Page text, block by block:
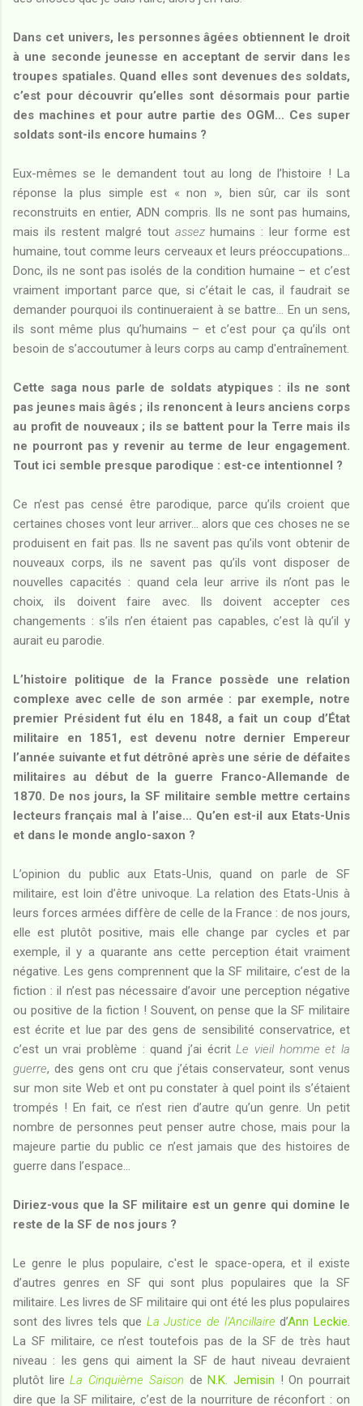
Dans cet univers, les personnes âgées obtiennent le droit
à une seconde jeunesse en acceptant de servir dans les
troupes spatiales. Quand elles sont devenues des soldats,
c’est pour découvrir qu’elles sont désormais pour partie
des machines et pour autre partie des OGM… Ces super
soldats sont-ils encore humains ?
Eux-mêmes se le demandent tout au long de l’histoire ! La
réponse la plus simple est « non », bien sûr, car ils sont
reconstruits en entier, ADN compris. Ils ne sont pas humains,
mais ils restent malgré tout assezhumains : leur forme est
humaine, tout comme leurs cerveaux et leurs préoccupations…
Donc, ils ne sont pas isolés de la condition humaine – et c’est
vraiment important parce que, si c’était le cas, il faudrait se
demander pourquoi ils continueraient à se battre… En un sens,
ils sont même plus qu’humains – et c’est pour ça qu’ils ont
besoin de s’accoutumer à leurs corps au camp d'entraînement.
Cette saga nous parle de soldats atypiques : ils ne sont
pas jeunes mais âgés ; ils renoncent à leurs anciens corps
au profit de nouveaux ; ils se battent pour la Terre mais ils
ne pourront pas y revenir au terme de leur engagement.
Tout ici semble presque parodique : est-ce intentionnel ?
Ce n’est pas censé être parodique, parce qu’ils croient que
certaines choses vont leur arriver… alors que ces choses ne se
produisent en fait pas. Ils ne savent pas qu’ils vont obtenir de
nouveaux corps, ils ne savent pas qu’ils vont disposer de
nouvelles capacités : quand cela leur arrive ils n’ont pas le
choix, ils doivent faire avec. Ils doivent accepter ces
changements : s’ils n’en étaient pas capables, c’est là qu’il y
aurait eu parodie.
L’histoire politique de la France possède une relation
complexe avec celle de son armée : par exemple, notre
premier Président fut élu en 1848, a fait un coup d’État
militaire en 1851, est devenu notre dernier Empereur
l’année suivante et fut détrôné après une série de défaites
militaires au début de la guerre Franco-Allemande de
1870. De nos jours, la SF militaire semble mettre certains
lecteurs français mal à l’aise… Qu’en est-il aux Etats-Unis
et dans le monde anglo-saxon ?
L’opinion du public aux Etats-Unis, quand on parle de SF
militaire, est loin d’être univoque. La relation des Etats-Unis à
leurs forces armées diffère de celle de la France : de nos jours,
elle est plutôt positive, mais elle change par cycles et par
exemple, il y a quarante ans cette perception était vraiment
négative. Les gens comprennent que la SF militaire, c’est de la
fiction : il n’est pas nécessaire d’avoir une perception négative
ou positive de la fiction ! Souvent, on pense que la SF militaire
est écrite et lue par des gens de sensibilité conservatrice, et
c’est un vrai problème : quand j’ai écritLe vieil homme et la
guerre, des gens ont cru que j’étais conservateur, sont venus
sur mon site Web et ont pu constater à quel point ils s’étaient
trompés ! En fait, ce n’est rien d’autre qu’un genre. Un petit
nombre de personnes peut penser autre chose, mais pour la
majeure partie du public ce n’est jamais que des histoires de
guerre dans l’espace...
Diriez-vous que la SF militaire est un genre qui domine le
reste de la SF de nos jours ?
Le genre le plus populaire, c'est le space-opera, et il existe
d’autres genres en SF qui sont plus populaires que la SF
militaire. Les livres de SF militaire qui ont été les plus populaires
sont des livres tels que La Justice de l’Ancillaire d’Ann Leckie
La SF militaire, ce n’est toutefois pas de la SF de très haut
niveau : les gens qui aiment la SF de haut niveau devraient
plutôt lireLa Cinquième Saison deN.K. Jemisin ! On pourrait
dire que la SF militaire, c’est de la nourriture de réconfort : on